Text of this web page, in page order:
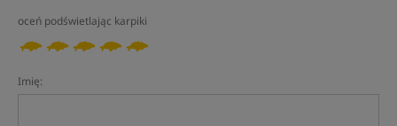
oceń podświetlając karpiki
Imię: